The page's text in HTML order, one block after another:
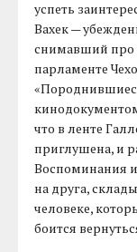
успеть
Вахек —
снимавший про
парламенте
что в ленте
приглушена, и
Воспоминания
на друга,
человеке,
боится